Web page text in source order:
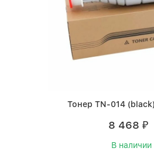
Тонер TN-014
8 468 ₽
В наличии